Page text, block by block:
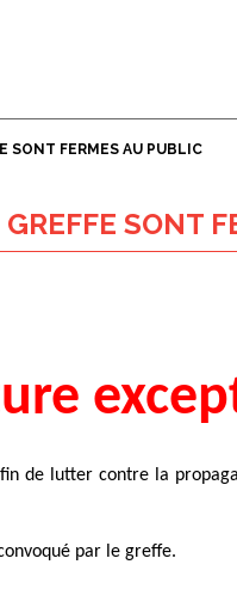
SONT FERMES AU PUBLIC
SONT
de lutter contre la
par le greffe.